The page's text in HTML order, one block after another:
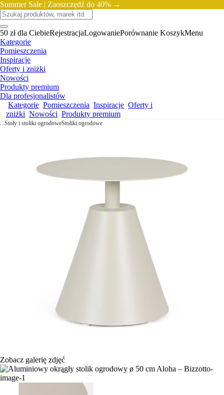
Summer Sale | Zaoszczędź do 40% →
50 zł dla CiebieRejestracjaLogowaniePorównanie KoszykMenu
Kategorie
Pomieszczenia
Inspiracje
Oferty i zniżki
Nowości
Produkty premium
Dla profesjonalistów
Kategorie Pomieszczenia Inspiracje Oferty i
zniżki Nowości Produkty premium
...Stoły i stoliki ogrodoweStoliki ogrodowe
Zobacz galerię zdjęć